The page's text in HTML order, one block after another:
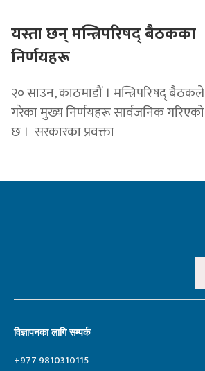
यस्ता छन् मन्त्रिपरिषद् बैठकका
निर्णयहरू
२० साउन, काठमाडौं । मन्त्रिपरिषद् बैठकले
गरेका मुख्य निर्णयहरू सार्वजनिक गरिएको
छ । सरकारका प्रवक्ता
विज्ञापनका लागि सम्पर्क
+977 9810310115